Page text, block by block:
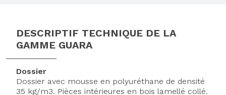
DESCRIPTIF TECHNIQUE DE LA
GAMME GUARA
Dossier
Dossier avec mousse en polyuréthane de densité
35 kg/m3. Pièces intérieures en bois lamellé collé.